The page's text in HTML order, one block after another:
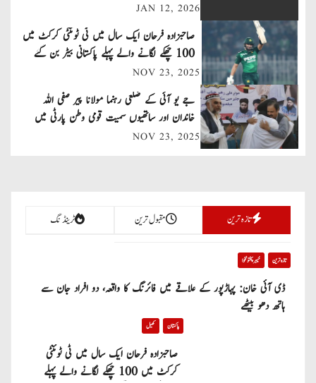
a
v
i
g
a
o
n
JAN 12, 2026
صاحبزادہ فرحان ایک سال میں ٹی ٹوئنٹی کرکٹ میں
100 چھکے لگانے والے پہلے پاکستانی بیٹر بن گئے
NOV 23, 2025
جے یو آئی کے ضلعی رہنما مولانا پیر صفی اللہ
خاندان اور ساتھیوں سمیت قومی وطن پارٹی میں
شامل
NOV 23, 2025
تازہ ترین مقبول ترین ٹرینڈنگ
تازہ ترین خیبر پختونخوا
ڈی آئی خان: پہاڑپور کے علاقے میں فائرنگ کا واقعہ، دو افراد جان سے
ہاتھ دھو بیٹھے
پاکستان کھیل
صاحبزادہ فرحان ایک سال میں ٹی ٹوئنٹی
کرکٹ میں 100 چھکے لگانے والے پہلے